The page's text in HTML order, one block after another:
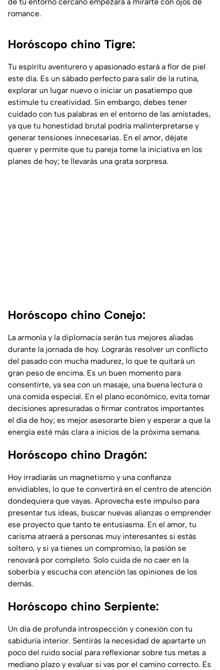
romance.
Horóscopo chino Tigre:
Tu espíritu aventurero y apasionado estará a flor de piel
este día. Es un sábado perfecto para salir de la rutina,
explorar un lugar nuevo o iniciar un pasatiempo que
estimule tu creatividad. Sin embargo, debes tener
cuidado con tus palabras en el entorno de las amistades,
ya que tu honestidad brutal podría malinterpretarse y
generar tensiones innecesarias. En el amor, déjate
querer y permite que tu pareja tome la iniciativa en los
planes de hoy; te llevarás una grata sorpresa.
Horóscopo chino Conejo:
La armonía y la diplomacia serán tus mejores aliadas
durante la jornada de hoy. Lograrás resolver un conflicto
del pasado con mucha madurez, lo que te quitará un
gran peso de encima. Es un buen momento para
consentirte, ya sea con un masaje, una buena lectura o
una comida especial. En el plano económico, evita tomar
decisiones apresuradas o firmar contratos importantes
el día de hoy; es mejor asesorarte bien y esperar a que la
energía esté más clara a inicios de la próxima semana.
Horóscopo chino Dragón:
Hoy irradiarás un magnetismo y una confianza
envidiables, lo que te convertirá en el centro de atención
dondequiera que vayas. Aprovecha este impulso para
presentar tus ideas, buscar nuevas alianzas o emprender
ese proyecto que tanto te entusiasma. En el amor, tu
carisma atraerá a personas muy interesantes si estás
soltero, y si ya tienes un compromiso, la pasión se
renovará por completo. Solo cuida de no caer en la
soberbia y escucha con atención las opiniones de los
demás.
Horóscopo chino Serpiente:
Un día de profunda introspección y conexión con tu
sabiduría interior. Sentirás la necesidad de apartarte un
poco del ruido social para reflexionar sobre tus metas a
mediano plazo y evaluar si vas por el camino correcto. Es